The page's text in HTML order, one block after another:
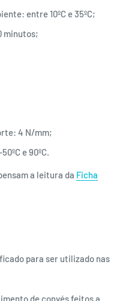
entre 10ºC e 35ºC;
minutos;
4 N/mm;
e 90ºC.
a leitura da Ficha
para ser utilizado nas
de convés feitos a